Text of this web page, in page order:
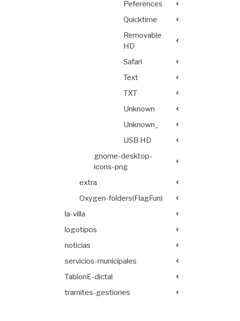
Peferences
Quicktime
Removable
HD
Safari
Text
TXT
Unknown
Unknown_
USB HD
gnome-desktop-
icons-png
extra
Oxygen-folders(FlagFun)
la-villa
logotipos
noticias
servicios-municipales
TablonE-dictal
tramites-gestiones